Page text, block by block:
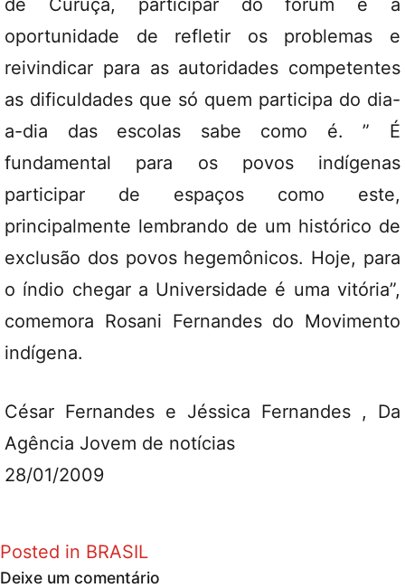
de Curuçá, participar do fórum é a
oportunidade de refletir os problemas e
reivindicar para as autoridades competentes
as dificuldades que só quem participa do dia-
a-dia das escolas sabe como é. ” É
fundamental para os povos indígenas
participar de espaços como este,
principalmente lembrando de um histórico de
exclusão dos povos hegemônicos. Hoje, para
o índio chegar a Universidade é uma vitória”,
comemora Rosani Fernandes do Movimento
indígena.
César Fernandes e Jéssica Fernandes , Da
Agência Jovem de notícias
28/01/2009
Posted in BRASIL
Deixe um comentário